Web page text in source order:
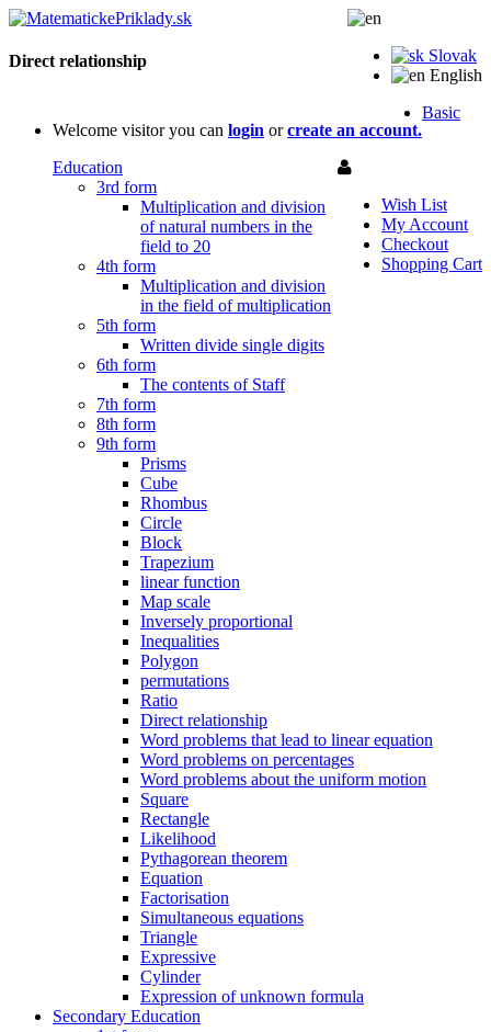
Slovak
English
Welcome visitor you can login orcreate an account.
Wish List
My Account
Checkout
Shopping Cart
Direct relationship
Basic
Education
3rd form
Multiplication and division
of natural numbers in the
field to 20
4th form
Multiplication and division
in the field of multiplication
5th form
Written divide single digits
6th form
The contents of Staff
7th form
8th form
9th form
Prisms
Cube
Rhombus
Circle
Block
Trapezium
linear function
Map scale
Inversely proportional
Inequalities
Polygon
permutations
Ratio
Direct relationship
Word problems that lead to linear equation
Word problems on percentages
Word problems about the uniform motion
Square
Rectangle
Likelihood
Pythagorean theorem
Equation
Factorisation
Simultaneous equations
Triangle
Expressive
Cylinder
Expression of unknown formula
Secondary Education